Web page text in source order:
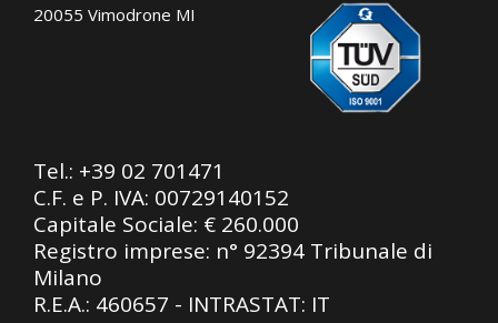
20055 Vimodrone MI
Tel.: +39 02 701471
C.F. e P. IVA: 00729140152
Capitale Sociale: € 260.000
Registro imprese: n° 92394 Tribunale di
Milano
R.E.A.: 460657 - INTRASTAT: IT